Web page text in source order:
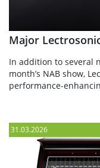
Major
In addition to several
month’s NAB show,
performance-
31.03.2026